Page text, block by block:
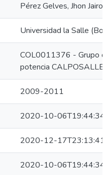
Pérez Gelves, Jhon Jairo
Universidad la Salle
COL0011376 - Grupo
potencia CALPOSALLE
2009-2011
2020-10-06T19:44:34Z
2020-12-17T23:13:41Z
2020-10-06T19:44:34Z